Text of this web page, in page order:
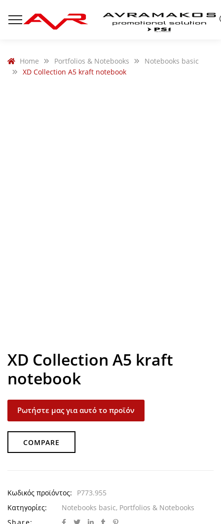
Home Portfolios & Notebooks
Notebooks basic
XD Collection A5 kraft notebook
XD Collection A5 kraft
notebook
Ρωτήστε μας για αυτό το προϊόν
COMPARE
Κωδικός προϊόντος:
P773.955
Κατηγορίες:
Notebooks basic, Portfolios & Notebooks